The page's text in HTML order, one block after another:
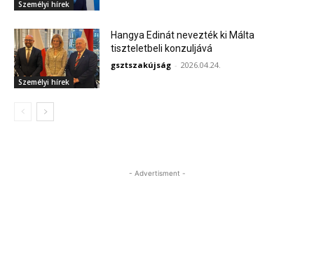
Személyi hírek
Személyi hírek
Hangya Edinát nevezték ki Málta
tiszteletbeli konzuljává
gsztszakújság - 2026.04.24.
- Advertisment -